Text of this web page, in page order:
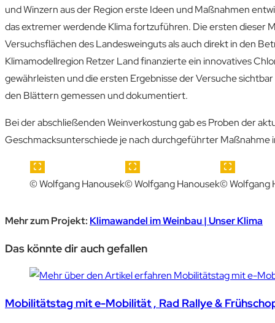
und Winzern aus der Region erste Ideen und Maßnahmen
das extremer werdende Klima fortzuführen. Die ersten dieser
Versuchsflächen des Landesweinguts als auch direkt in den
Klimamodellregion Retzer Land finanzierte ein innovatives
gewährleisten und die ersten Ergebnisse der Versuche
den Blättern gemessen und dokumentiert.
Bei der abschließenden Weinverkostung gab es Proben der
Geschmacksunterschiede je nach durchgeführter Maßnahme
© Wolfgang Hanousek© Wolfgang Hanousek© Wolfgang
Mehr zum Projekt: Klimawandel im Weinbau | Unser Klima
Das könnte dir auch gefallen
Mobilitätstag mit e-Mobilität , Rad Rallye &